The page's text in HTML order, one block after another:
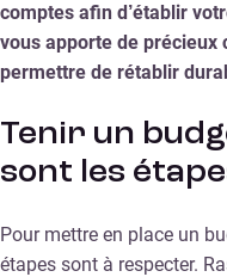
comptes afin d’établir
vous apporte de précieux
permettre de rétablir
Tenir un
sont les
Pour mettre en place un
étapes sont à respecter.